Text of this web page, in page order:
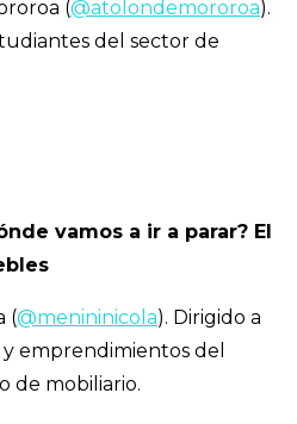
(@atolondemororoa).
del sector de
vamos a ir a parar? El
(@menininicola). Dirigido a
emprendimientos del
de mobiliario.